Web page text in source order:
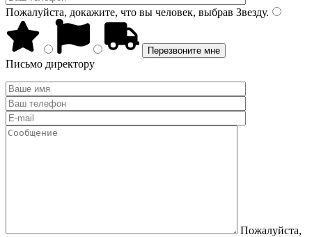
Пожалуйста, докажите, что вы человек, выбрав Звезду.
Письмо директору
Пожалуйста,